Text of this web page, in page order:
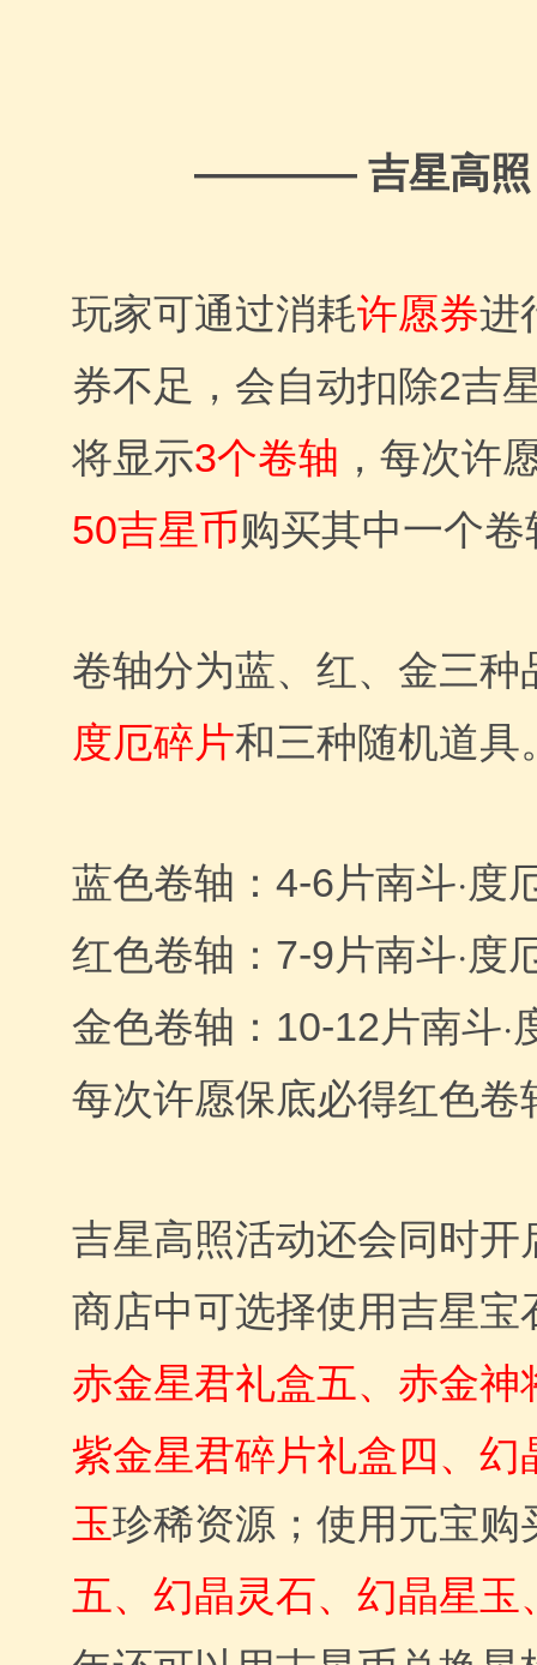
———— 吉星高
玩家可通过消耗许愿券进
券不足，会自动扣除2吉
将显示3个卷轴 ，每次许
50吉星币购买其中一个卷
卷轴分为蓝、红、金三种
度厄碎片和三种随机道具
蓝色卷轴：4-6片南斗·度
红色卷轴：7-9片南斗·度
金色卷轴：10-12片南斗·
每次许愿保底必得红色卷
吉星高照活动还会同时开
商店中可选择使用吉星宝
赤金星君礼盒五、 赤金神
紫金星君碎片礼盒四、
玉珍稀资源；使用元宝购
五、 幻晶灵石、幻晶星玉